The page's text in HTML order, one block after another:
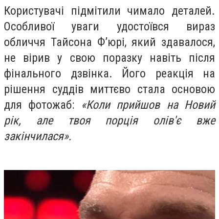
Користувачі підмітили чимало деталей.
Особливої уваги удостоївся вираз
обличчя Тайсона Ф’юрі, який здавалося,
не вірив у свою поразку навіть після
фінального дзвінка. Його реакція на
рішення суддів миттєво стала основою
для фотожаб: «Коли прийшов на Новий
рік, але твоя порція олів'є вже
закінчилася».